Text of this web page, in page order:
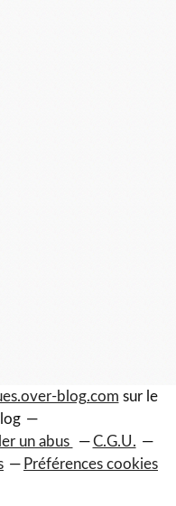
blog.com sur le
un abus
C.G.U.
Préférences cookies